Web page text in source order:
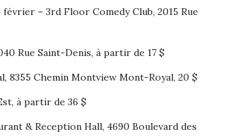
février – 3rd Floor Comedy Club, 2015 Rue
Rue Saint-Denis, à partir de 17 $
8355 Chemin Montview Mont-Royal, 20 $
à partir de 36 $
& Reception Hall, 4690 Boulevard des